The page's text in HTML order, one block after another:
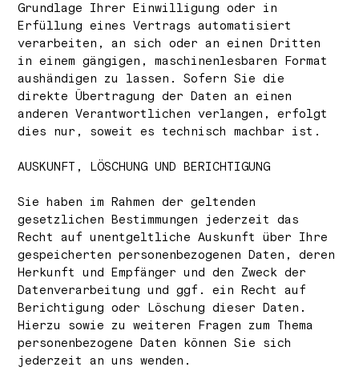
Grundlage Ihrer Einwilligung oder in
Erfüllung eines Vertrags automatisiert
verarbeiten, an sich oder an einen Dritten
in einem gängigen, maschinenlesbaren Format
aushändigen zu lassen. Sofern Sie die
direkte Übertragung der Daten an einen
anderen Verantwortlichen verlangen, erfolgt
dies nur, soweit es technisch machbar ist.
AUSKUNFT, LÖSCHUNG UND BERICHTIGUNG
Sie haben im Rahmen der geltenden
gesetzlichen Bestimmungen jederzeit das
Recht auf unentgeltliche Auskunft über Ihre
gespeicherten personenbezogenen Daten, deren
Herkunft und Empfänger und den Zweck der
Datenverarbeitung und ggf. ein Recht auf
Berichtigung oder Löschung dieser Daten.
Hierzu sowie zu weiteren Fragen zum Thema
personenbezogene Daten können Sie sich
jederzeit an uns wenden.